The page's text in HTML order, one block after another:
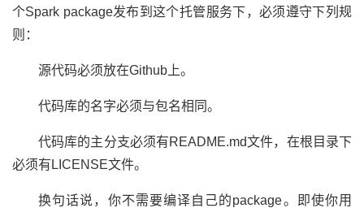
个Spark package发布到这个托管服务下，必须遵守下列规
则：
源代码必须放在Github上。
代码库的名字必须与包名相同。
代码库的主分支必须有README.md文件，在根目录下
必须有LICENSE文件。
换句话说，你不需要编译自己的package。即使你用